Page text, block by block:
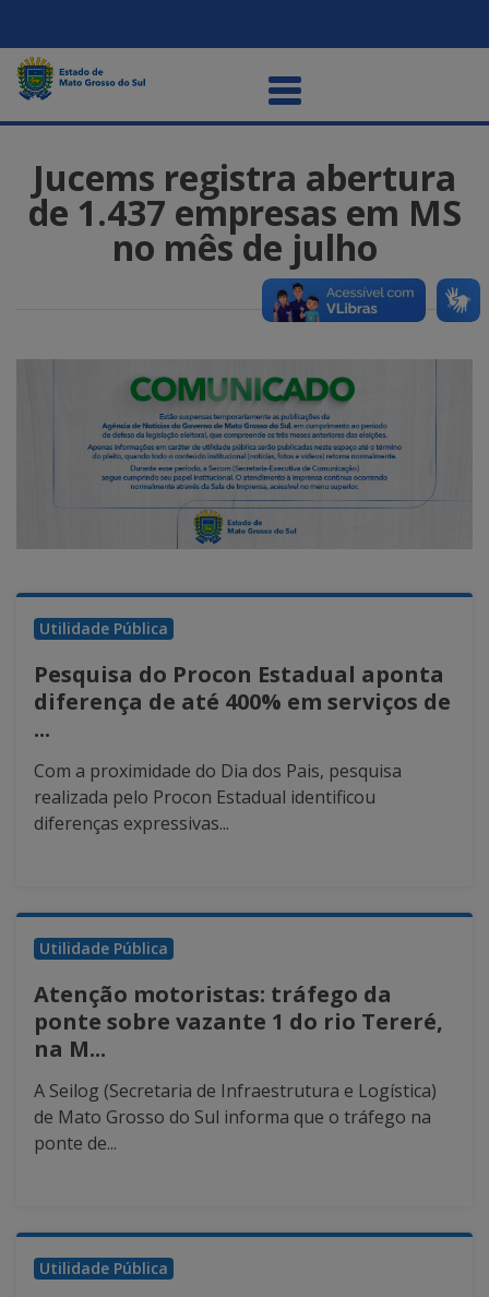
Jucems registra abertura
de 1.437 empresas em MS
no mês de julho
Utilidade Pública
Pesquisa do Procon Estadual aponta
diferença de até 400% em serviços de
...
Com a proximidade do Dia dos Pais, pesquisa
realizada pelo Procon Estadual identificou
diferenças expressivas...
Utilidade Pública
Atenção motoristas: tráfego da
ponte sobre vazante 1 do rio Tereré,
na M...
A Seilog (Secretaria de Infraestrutura e Logística)
de Mato Grosso do Sul informa que o tráfego na
ponte de...
Utilidade Pública